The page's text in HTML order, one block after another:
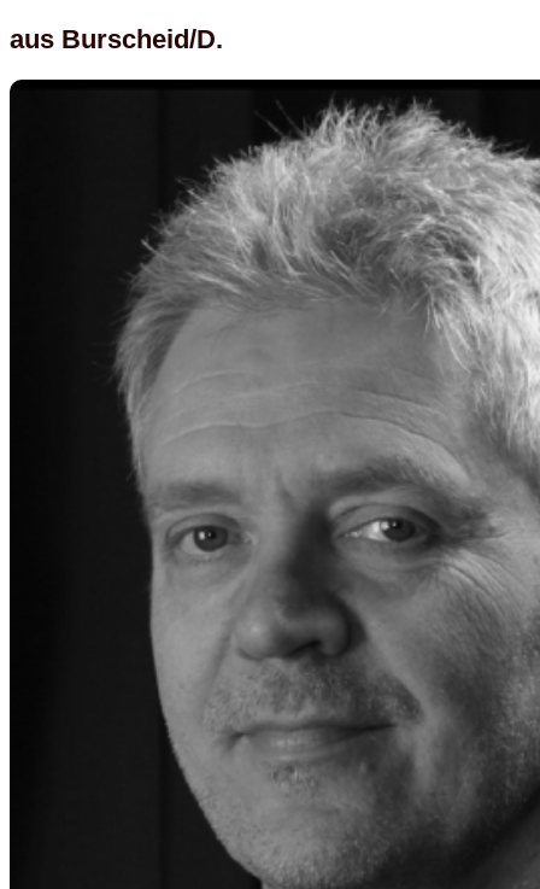
aus Burscheid/D.